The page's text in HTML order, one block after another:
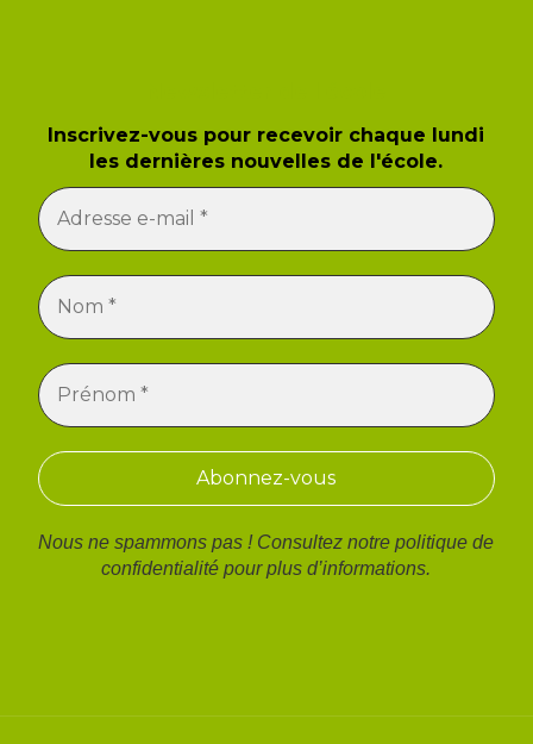
Inscrivez-vous pour recevoir chaque lundi
les dernières nouvelles de l'école.
Nous ne spammons pas ! Consultez notrepolitique de
confidentialité pour plus d’informations.